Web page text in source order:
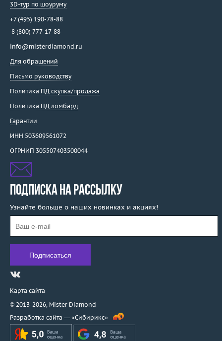
3D-тур по шоуруму
+7 (495) 190-78-88
8 (800) 777-17-88
info@misterdiamond.ru
Для обращений
Письмо руководству
Политика ПД скупка/продажа
Политика ПД ломбард
Гарантии
ИНН 503609561072
ОГРНИП 305507403500044
ПОДПИСКА НА РАССЫЛКУ
Узнайте больше о наших новинках и акциях!
Карта сайта
© 2013-2026, Mister Diamond
Разработка сайта — «Сибирикс»